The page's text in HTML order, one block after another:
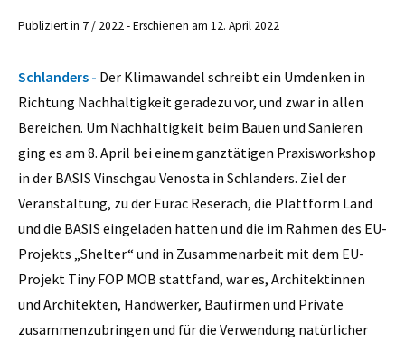
Publiziert in 7 / 2022 - Erschienen am 12. April 2022
Schlanders - Der Klimawandel schreibt ein Umdenken in
Richtung Nachhaltigkeit geradezu vor, und zwar in allen
Bereichen. Um Nachhaltigkeit beim Bauen und Sanieren
ging es am 8. April bei einem ganztätigen Praxisworkshop
in der BASIS Vinschgau Venosta in Schlanders. Ziel der
Veranstaltung, zu der Eurac Reserach, die Plattform Land
und die BASIS eingeladen hatten und die im Rahmen des EU-
Projekts „Shelter“ und in Zusammenarbeit mit dem EU-
Projekt Tiny FOP MOB stattfand, war es, Architektinnen
und Architekten, Handwerker, Baufirmen und Private
zusammenzubringen und für die Verwendung natürlicher